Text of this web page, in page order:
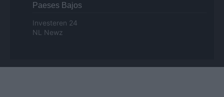
Paeses Bajos
Investeren 24
NL Newz